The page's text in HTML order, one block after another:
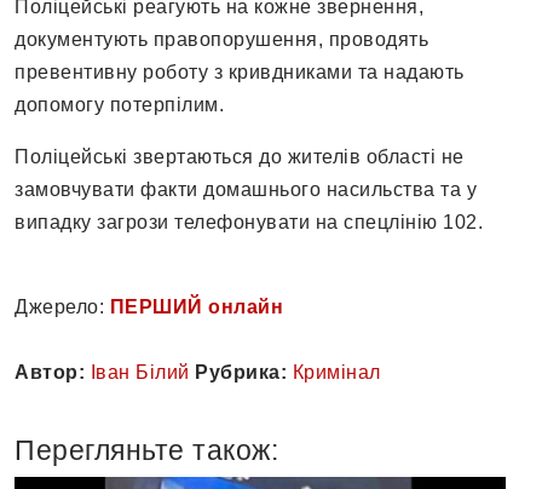
Поліцейські реагують на кожне звернення,
документують правопорушення, проводять
превентивну роботу з кривдниками та надають
допомогу потерпілим.
Поліцейські звертаються до жителів області не
замовчувати факти домашнього насильства та у
випадку загрози телефонувати на спецлінію 102.
Джерело: ПЕРШИЙ онлайн
Автор: Іван Білий Рубрика: Кримінал
Перегляньте також: